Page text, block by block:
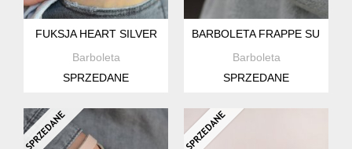
FUKSJA HEART SILVER
Barboleta
SPRZEDANE
BARBOLETA FRAPPE SUEDE
Barboleta
SPRZEDANE